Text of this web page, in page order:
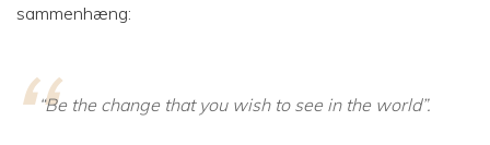
sammenhæng:
“Be the change that you wish to see in the world”.